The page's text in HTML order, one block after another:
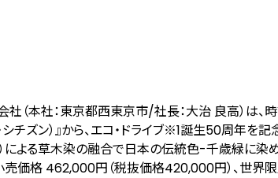
社（本社：東京都西東京市/社長：大治 良高）は
チズン）』から、エコ・ドライブ※1誕生50周年を記
による草木染の融合で日本の伝統色-千歳緑に染
売価格 462,000円（税抜価格420,000円）、世界限